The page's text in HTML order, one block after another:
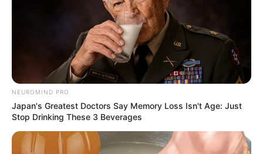
NEUROMIND PRO
Japan's Greatest Doctors Say Memory Loss Isn't Age: Just
Stop Drinking These 3 Beverages